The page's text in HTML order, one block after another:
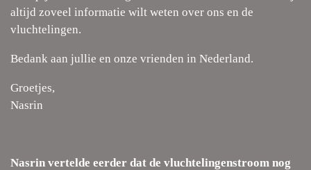
altijd zoveel informatie wilt weten over ons en de
vluchtelingen.
Bedank aan jullie en onze vrienden in Nederland.
Groetjes,
Nasrin
Nasrin vertelde eerder dat de vluchtelingenstroom nog